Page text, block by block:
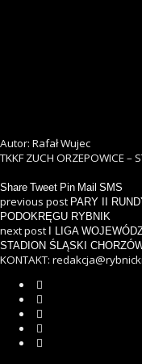
Autor: Rafał Wujec
TKKF ZUCH ORZEPOWICE –
Share Tweet Pin Mail SMS
previous post PARY II
PODOKRĘGU RYBNIK
next post I LIGA
STADION ŚLĄSKI
KONTAKT: